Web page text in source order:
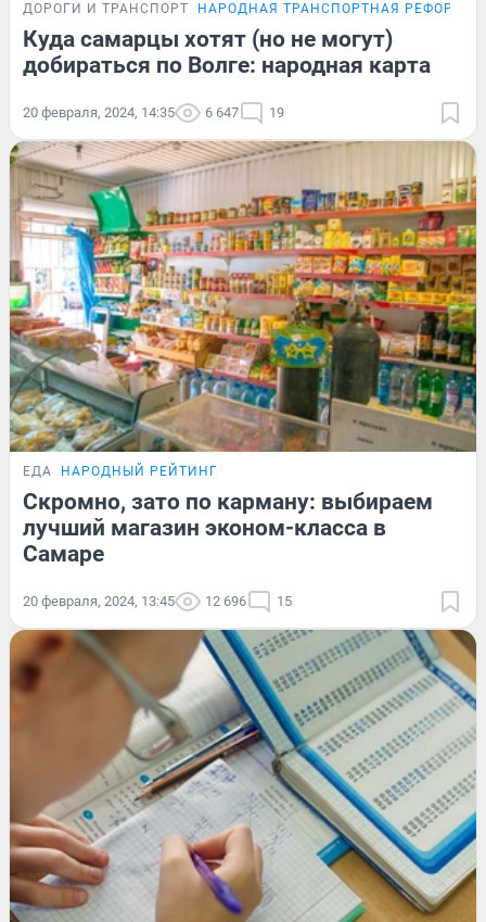
ДОРОГИ И ТРАНСПОРТ НАРОДНАЯ ТРАНСПОРТНАЯ РЕФОРМА
Куда самарцы хотят (но не могут)
добираться по Волге: народная карта
20 февраля, 2024, 14:35 6 647 19
ЕДА НАРОДНЫЙ РЕЙТИНГ
Скромно, зато по карману: выбираем
лучший магазин эконом-класса в
Самаре
20 февраля, 2024, 13:45 12 696 15